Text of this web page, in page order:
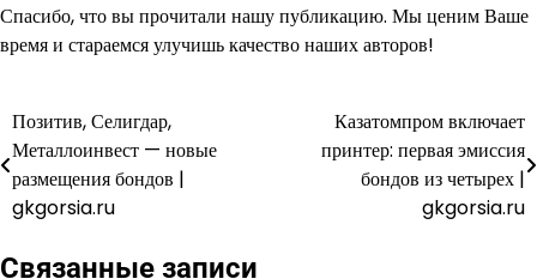
Спасибо, что вы прочитали нашу публикацию. Мы ценим Ваше
время и стараемся улучишь качество наших авторов!
Навигация
по
записям
Позитив, Селигдар,
Металлоинвест — новые
размещения бондов |
gkgorsia.ru
Казатомпром включает
принтер: первая эмиссия
бондов из четырех |
gkgorsia.ru
Связанные записи